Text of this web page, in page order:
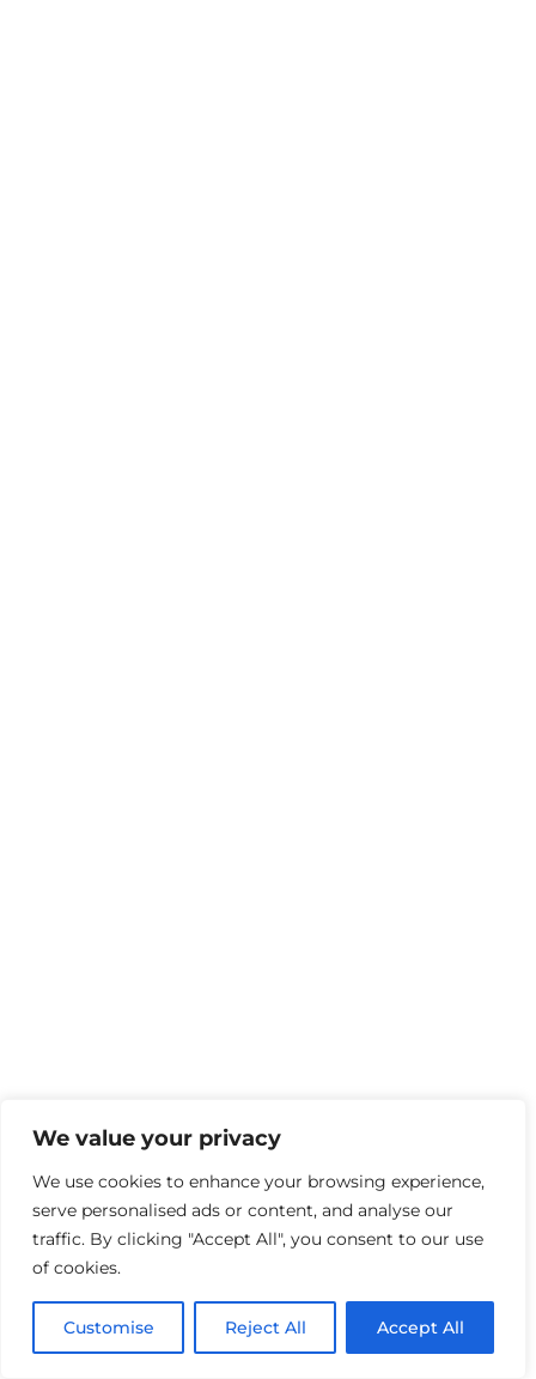
We value your privacy
We use cookies to enhance your browsing experience,
serve personalised ads or content, and analyse our
traffic. By clicking "Accept All", you consent to our use
of cookies.
Customise Reject All Accept All